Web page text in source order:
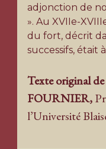
adjonction de
». Au XVIIe-
du fort, décrit
successifs, était
Texte original
FOURNIER,
l’Université